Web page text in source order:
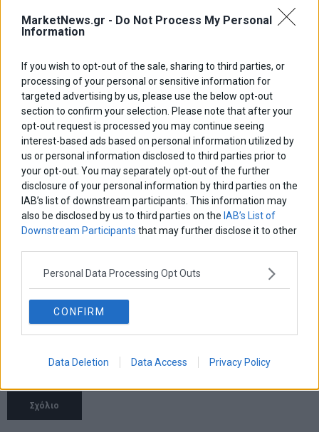
MarketNews.gr - Do Not Process My Personal
Information
If you wish to opt-out of the sale, sharing to third parties, or
processing of your personal or sensitive information for
targeted advertising by us, please use the below opt-out
section to confirm your selection. Please note that after your
opt-out request is processed you may continue seeing
interest-based ads based on personal information utilized by
us or personal information disclosed to third parties prior to
your opt-out. You may separately opt-out of the further
disclosure of your personal information by third parties on the
IAB’s list of downstream participants. This information may
also be disclosed by us to third parties on the IAB’s List of
Downstream Participants that may further disclose it to other
Personal Data Processing Opt Outs
CONFIRM
Data Deletion Data Access Privacy Policy
Ελευθερία Κούρταλη
ΑΦΗΣΕ ΕΝΑ ΣΧΟΛΙΟ
Αποθήκευσε το όνομά μου, email, και τον ιστότοπο μου σε αυτόν